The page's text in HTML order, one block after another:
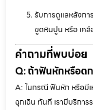
รับการดูแลหลังกา
ขูดหินปูน หรือ เค
คำถามที่พบบ่อย
Q: ถ้าฟันหักหรือต
A: ในกรณี ฟันหัก หรือมี
ฉุกเฉิน ทันที เรามีบริกา